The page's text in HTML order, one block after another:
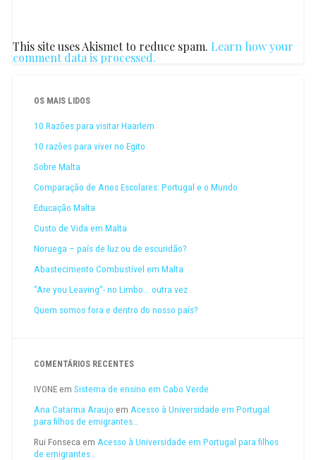
This site uses Akismet to reduce spam. Learn how your
comment data is processed.
OS MAIS LIDOS
10 Razões para visitar Haarlem
10 razões para viver no Egito
Sobre Malta
Comparação de Anos Escolares: Portugal e o Mundo
Educação Malta
Custo de Vida em Malta
Noruega – país de luz ou de escuridão?
Abastecimento Combustível em Malta
"Are you Leaving"- no Limbo... outra vez
Quem somos fora e dentro do nosso país?
COMENTÁRIOS RECENTES
IVONEem Sistema de ensino em Cabo Verde
Ana Catarina Araujo em Acesso à Universidade em Portugal
para filhos de emigrantes…
Rui Fonseca em Acesso à Universidade em Portugal para filhos
de emigrantes…